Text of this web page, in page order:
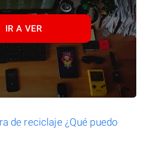
IR A VER
de reciclaje ¿Qué puedo